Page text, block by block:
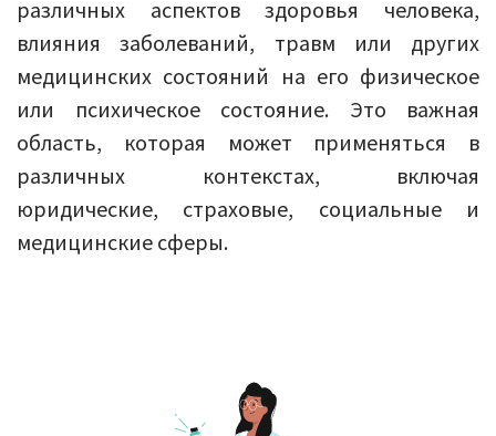
различных аспектов здоровья человека,
влияния заболеваний, травм или других
медицинских состояний на его физическое
или психическое состояние. Это важная
область, которая может применяться в
различных контекстах, включая
юридические, страховые, социальные и
медицинские сферы.